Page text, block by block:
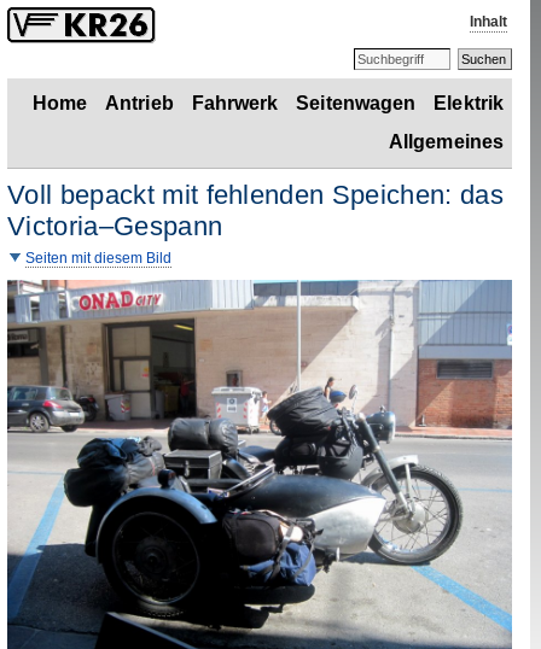
Inhalt
Home Antrieb Fahrwerk Seitenwagen
Elektrik
Allgemeines
Voll bepackt mit fehlenden Speichen: das
Victoria–Gespann
Seiten mit diesem Bild